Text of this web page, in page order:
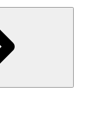
取り組み（日本）
り組み（米国/英語）
リー
情報